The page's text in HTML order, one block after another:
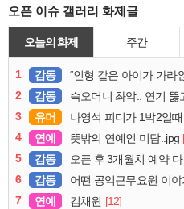
오픈 이슈 갤러리 화제글
오늘의 화제 주간
1 감동 “인형 같은 아이가 가라앉는데
2
감동 슥오더니 촤악.. 연기 뚫고는
3
유머 나영석 피디가 1박2일
4
연예 뜻밖의 연예인 미담..jpg
5
감동 오픈 후 3개월치 예약
6
감동 어떤 공익근무요원 이야
7
연예 김채원 [12]